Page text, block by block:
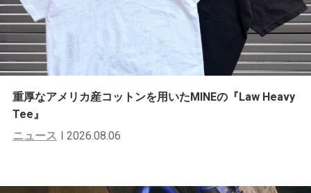
重厚なアメリカ産コットンを用いたMINEの『Law Heavy
Tee』
ニュース
2026.08.06